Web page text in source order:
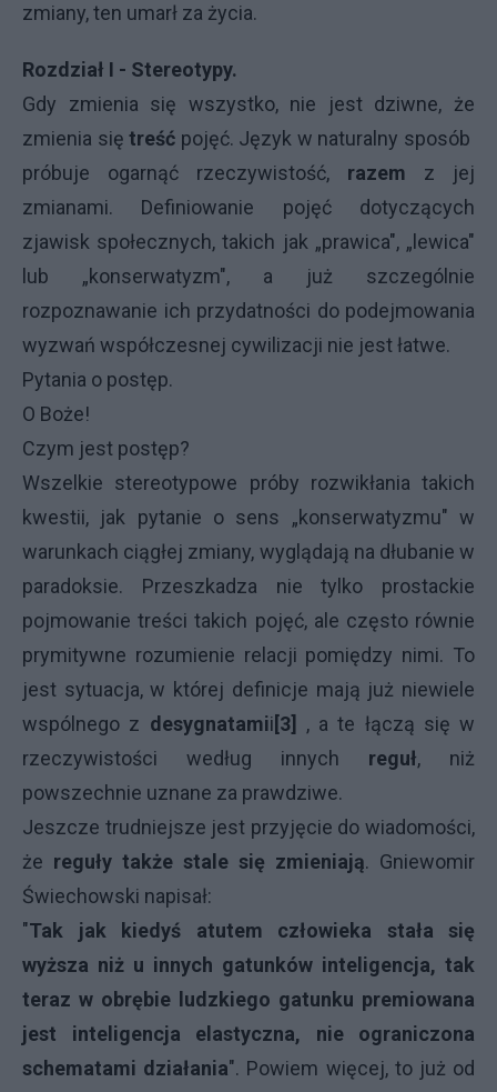
zmiany, ten umarł za życia.
Rozdział I - Stereotypy.
Gdy zmienia się wszystko, nie jest dziwne, że
zmienia siętreść pojęć. Język w naturalny sposób
próbuje ogarnąć rzeczywistość, razem z jej
zmianami. Definiowanie pojęć dotyczących
zjawisk społecznych, takich jak „prawica", „lewica"
lub „konserwatyzm", a już szczególnie
rozpoznawanie ich przydatności do podejmowania
wyzwań współczesnej cywilizacji nie jest łatwe.
Pytania o postęp.
O Boże!
Czym jest postęp?
Wszelkie stereotypowe próby rozwikłania takich
kwestii, jak pytanie o sens „konserwatyzmu" w
warunkach ciągłej zmiany, wyglądają na dłubanie w
paradoksie. Przeszkadza nie tylko prostackie
pojmowanie treści takich pojęć, ale często równie
prymitywne rozumienie relacji pomiędzy nimi. To
jest sytuacja, w której definicje mają już niewiele
wspólnego z desygnatamii[3]
, a te łączą się w
rzeczywistości według innych reguł, niż
powszechnie uznane za prawdziwe.
Jeszcze trudniejsze jest przyjęcie do wiadomości,
że reguły także stale się zmieniają. Gniewomir
Świechowski napisał:
"Tak jak kiedyś atutem człowieka stała się
wyższa niż u innych gatunków inteligencja, tak
teraz w obrębie ludzkiego gatunku premiowana
jest inteligencja elastyczna, nie ograniczona
schematami działania". Powiem więcej, to już od